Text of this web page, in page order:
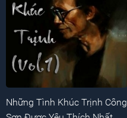
Những Tình Khúc Trịnh Công